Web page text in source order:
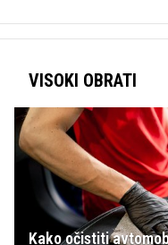
VISOKI OBRATI
Kako očistiti